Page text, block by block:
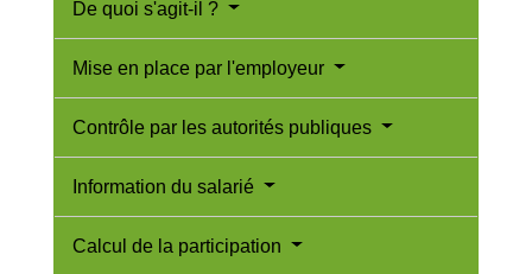
De quoi s'agit-il ?
Mise en place par l'employeur
Contrôle par les autorités publiques
Information du salarié
Calcul de la participation